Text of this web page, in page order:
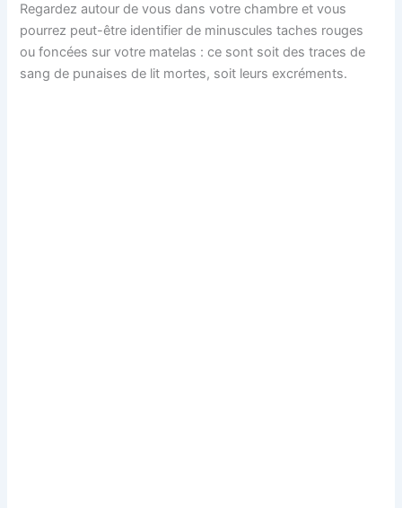
Regardez autour de vous dans votre chambre et vous
pourrez peut-être identifier de minuscules taches rouges
ou foncées sur votre matelas : ce sont soit des traces de
sang de punaises de lit mortes, soit leurs excréments.